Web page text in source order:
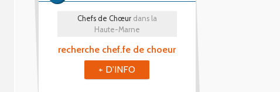
recherche chef.fe de choeur
Chefs de Chœurdans la
Haute-Marne
+ D'INFO